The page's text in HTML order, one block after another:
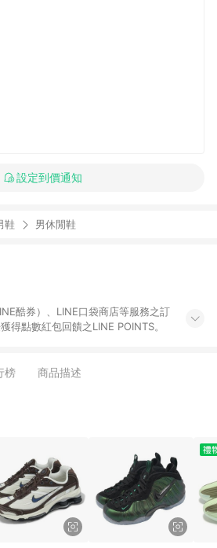
設定到價通知
鞋 男休閒鞋
酷券）、LINE口袋商店等服務之訂
得點數紅包回饋之LINE POINTS。
榜 商品描述